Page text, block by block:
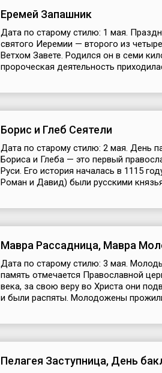
Еремей Запашник
Дата по старому стилю: 1 мая.
святого Иеремии — второго из
Ветхом Завете. Родился он в семи
пророческая деятельность
Борис и Глеб Сеятели
Дата по старому стилю: 2 мая. День
Бориса и Глеба — это первый
Руси. Его история началась в 1115
Роман и Давид) были русскими
Мавра Рассадница, Мавра
Дата по старому стилю: 3 мая.
память отмечается Православной
века, за свою веру во Христа они
и были распяты. Молодожены
Пелагея Заступница, День